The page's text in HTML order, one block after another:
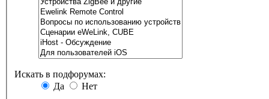
Искать в подфорумах:
Да
Нет